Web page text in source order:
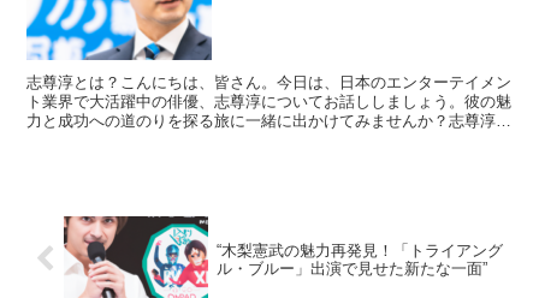
志尊淳とは？こんにちは、皆さん。今日は、日本のエンターテイメン
ト業界で大活躍中の俳優、志尊淳についてお話ししましょう。彼の魅
力と成功への道のりを探る旅に一緒に出かけてみませんか？志尊淳
“木梨憲武の魅力再発見！「トライアング
ル・ブルー」出演で見せた新たな一面”